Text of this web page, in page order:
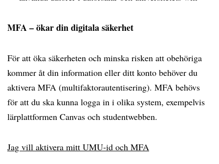
MFA – ökar din digitala säkerhet
För att öka säkerheten och minska risken att obehöriga
kommer åt din information eller ditt konto behöver du
aktivera MFA (multifaktorautentisering). MFA behövs
för att du ska kunna logga in i olika system, exempelvis
lärplattformen Canvas och studentwebben.
Jag vill aktivera mitt UMU-id och MFA